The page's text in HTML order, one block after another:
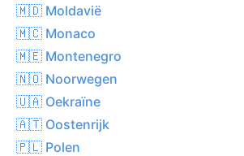
🇲🇩 Moldavië
🇲🇨 Monaco
🇲🇪 Montenegro
🇳🇴 Noorwegen
🇺🇦 Oekraïne
🇦🇹 Oostenrijk
🇵🇱 Polen